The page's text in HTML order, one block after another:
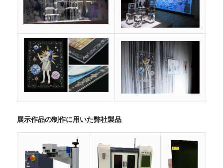
展示作品の制作に用いた弊社製品